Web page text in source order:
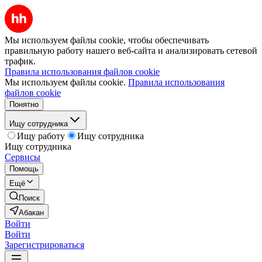
Мы используем файлы cookie, чтобы обеспечивать
правильную работу нашего веб-сайта и анализировать сетевой
трафик.
Правила использования файлов cookie
Мы используем файлы cookie. Правила использования
файлов cookie
Понятно
Ищу сотрудника
Ищу работу
Ищу сотрудника
Ищу сотрудника
Сервисы
Помощь
Ещё
Поиск
Абакан
Войти
Войти
Зарегистрироваться